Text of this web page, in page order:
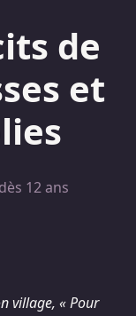
de
et
12 ans
village, « Pour